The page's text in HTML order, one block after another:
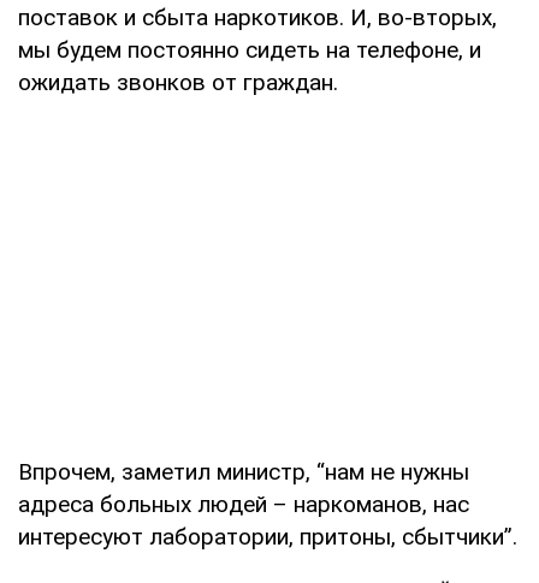
поставок и сбыта наркотиков. И, во-вторых,
мы будем постоянно сидеть на телефоне, и
ожидать звонков от граждан.
Впрочем, заметил министр, “нам не нужны
адреса больных людей – наркоманов, нас
интересуют лаборатории, притоны, сбытчики”.